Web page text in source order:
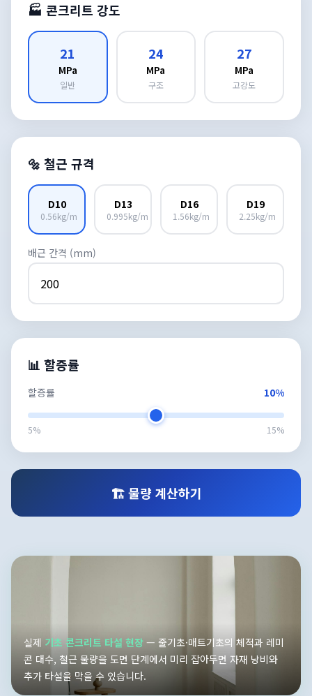
🏭 콘크리트 강도
21
MPa
일반
24
MPa
구조
27
MPa
고강도
🔩 철근 규격
D10
0.56kg/m
D13
0.995kg/m
D16
1.56kg/m
D19
2.25kg/m
배근 간격 (mm)
📊 할증률
할증률 10%
5% 15%
🏗️ 물량 계산하기
실제 기초 콘크리트 타설 현장 — 줄기초·매트기초의 체적과 레미
콘 대수, 철근 물량을 도면 단계에서 미리 잡아두면 자재 낭비와
추가 타설을 막을 수 있습니다.